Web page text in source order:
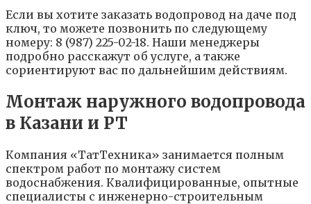
Если вы хотите заказать водопровод на даче под
ключ, то можете позвонить по следующему
номеру: 8 (987) 225-02-18. Наши менеджеры
подробно расскажут об услуге, а также
сориентируют вас по дальнейшим действиям.
Монтаж наружного водопровода
в Казани и РТ
Компания «ТатТехника» занимается полным
спектром работ по монтажу систем
водоснабжения. Квалифицированные, опытные
специалисты с инженерно-строительным